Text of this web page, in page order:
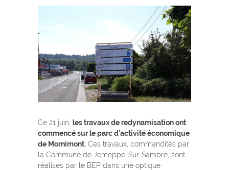
Ce 21 juin,
les travaux de redynamisation ont
commencé sur le parc d’activité économique
de Mornimont. Ces travaux, commandités par
la Commune de Jemeppe-Sur-Sambre, sont
réalisés par le BEP dans une optique